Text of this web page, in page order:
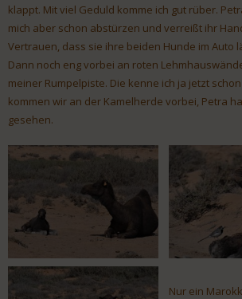
klappt. Mit viel Geduld komme ich gut rüber.
mich aber schon abstürzen und verreißt ihr
Vertrauen, dass sie ihre beiden Hunde im Auto
Dann noch eng vorbei an roten
meiner Rumpelpiste. Die kenne ich ja jetzt
kommen wir an der Kamelherde vorbei, Petra
gesehen.
Nur ein